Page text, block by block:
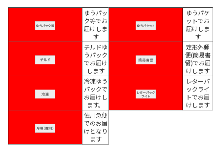
ゆうパッ
ク等でお
届けしま
す
ゆうパケ
ットでお
届けしま
す
チルドゆ
うパック
でお届け
します
定形外郵
便(簡易書
留)でお届
けします
冷凍ゆう
パックで
お届けし
ます。
レターパ
ックライ
トでお届
けします
佐川急便
でのお届
けとなり
ます